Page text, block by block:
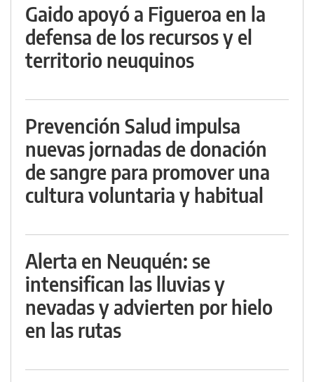
Gaido apoyó a Figueroa en la
defensa de los recursos y el
territorio neuquinos
Prevención Salud impulsa
nuevas jornadas de donación
de sangre para promover una
cultura voluntaria y habitual
Alerta en Neuquén: se
intensifican las lluvias y
nevadas y advierten por hielo
en las rutas